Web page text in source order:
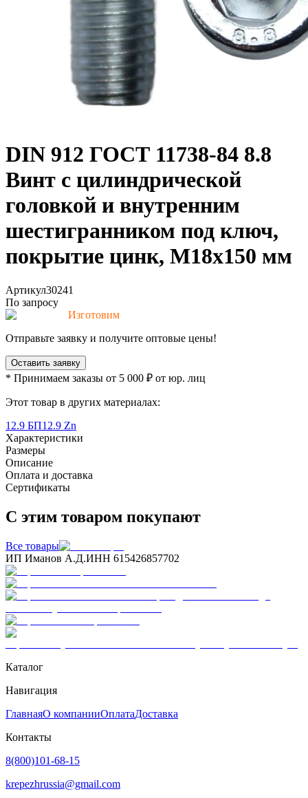
DIN 912 ГОСТ 11738-84 8.8
Винт с цилиндрической
головкой и внутренним
шестигранником под ключ,
покрытие цинк, M18x150 мм
Артикул30241
По запросу
Изготовим
Отправьте заявку и получите оптовые цены!
Оставить заявку
* Принимаем заказы от 5 000 ₽ от юр. лиц
Этот товар в других материалах:
12.9 БП12.9 Zn
Характеристики
Размеры
Описание
Оплата и доставка
Сертификаты
С этим товаром покупают
Все товары
ИП Иманов А.Д.ИНН 615426857702
Каталог
Навигация
ГлавнаяО компанииОплатаДоставка
Контакты
8(800)101-68-15
krepezhrussia@gmail.com